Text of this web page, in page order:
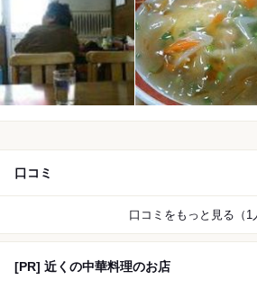
口コミ
口コミをもっと見る（1
[PR] 近くの中華料理のお店